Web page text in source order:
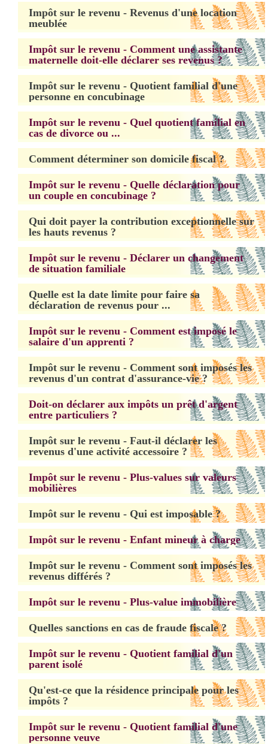
Impôt sur le revenu - Revenus d'une location
meublée
Impôt sur le revenu - Comment une assistante
maternelle doit-elle déclarer ses revenus ?
Impôt sur le revenu - Quotient familial d'une
personne en concubinage
Impôt sur le revenu - Quel quotient familial en
cas de divorce ou ...
Comment déterminer son domicile fiscal ?
Impôt sur le revenu - Quelle déclaration pour
un couple en concubinage ?
Qui doit payer la contribution exceptionnelle sur
les hauts revenus ?
Impôt sur le revenu - Déclarer un changement
de situation familiale
Quelle est la date limite pour faire sa
déclaration de revenus pour ...
Impôt sur le revenu - Comment est imposé le
salaire d'un apprenti ?
Impôt sur le revenu - Comment sont imposés les
revenus d'un contrat d'assurance-vie ?
Doit-on déclarer aux impôts un prêt d'argent
entre particuliers ?
Impôt sur le revenu - Faut-il déclarer les
revenus d'une activité accessoire ?
Impôt sur le revenu - Plus-values sur valeurs
mobilières
Impôt sur le revenu - Qui est imposable ?
Impôt sur le revenu - Enfant mineur à charge
Impôt sur le revenu - Comment sont imposés les
revenus différés ?
Impôt sur le revenu - Plus-value immobilière
Quelles sanctions en cas de fraude fiscale ?
Impôt sur le revenu - Quotient familial d'un
parent isolé
Qu'est-ce que la résidence principale pour les
impôts ?
Impôt sur le revenu - Quotient familial d'une
personne veuve